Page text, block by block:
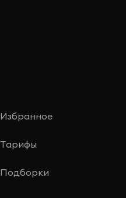
Избранное
Тарифы
Подборки